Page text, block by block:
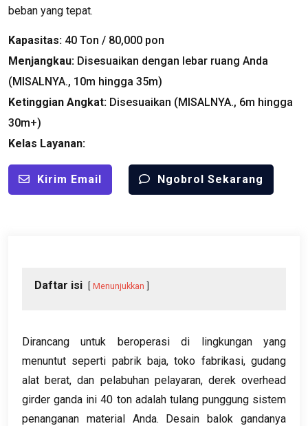
beban yang tepat.
Kapasitas: 40 Ton / 80,000 pon
Menjangkau: Disesuaikan dengan lebar ruang Anda
(MISALNYA., 10m hingga 35m)
Ketinggian Angkat: Disesuaikan (MISALNYA., 6m hingga
30m+)
Kelas Layanan:
Kirim Email Ngobrol Sekarang
Daftar isi Menunjukkan
Dirancang untuk beroperasi di lingkungan yang
menuntut seperti pabrik baja, toko fabrikasi, gudang
alat berat, dan pelabuhan pelayaran, derek overhead
girder ganda ini 40 ton adalah tulang punggung sistem
penanganan material Anda. Desain balok gandanya